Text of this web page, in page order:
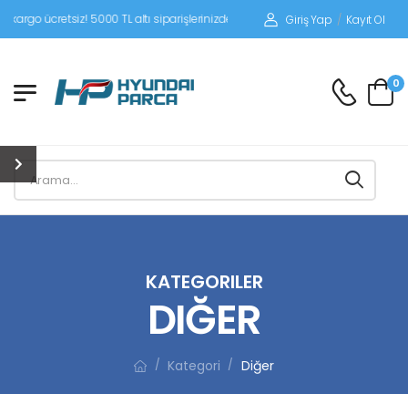
5000 TL altı siparişlerinizde siparişleriniz alıcı ödemeli gönderilir.
Giriş Yap / Kayıt Ol
0
KATEGORILER
DIĞER
/ Kategori / Diğer